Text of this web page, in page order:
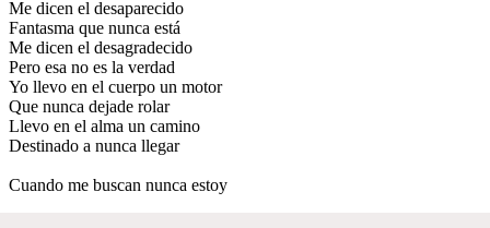
Me dicen el desaparecido
Fantasma que nunca está
Me dicen el desagradecido
Pero esa no es la verdad
Yo llevo en el cuerpo un motor
Que nunca dejade rolar
Llevo en el alma un camino
Destinado a nunca llegar
Cuando me buscan nunca estoy